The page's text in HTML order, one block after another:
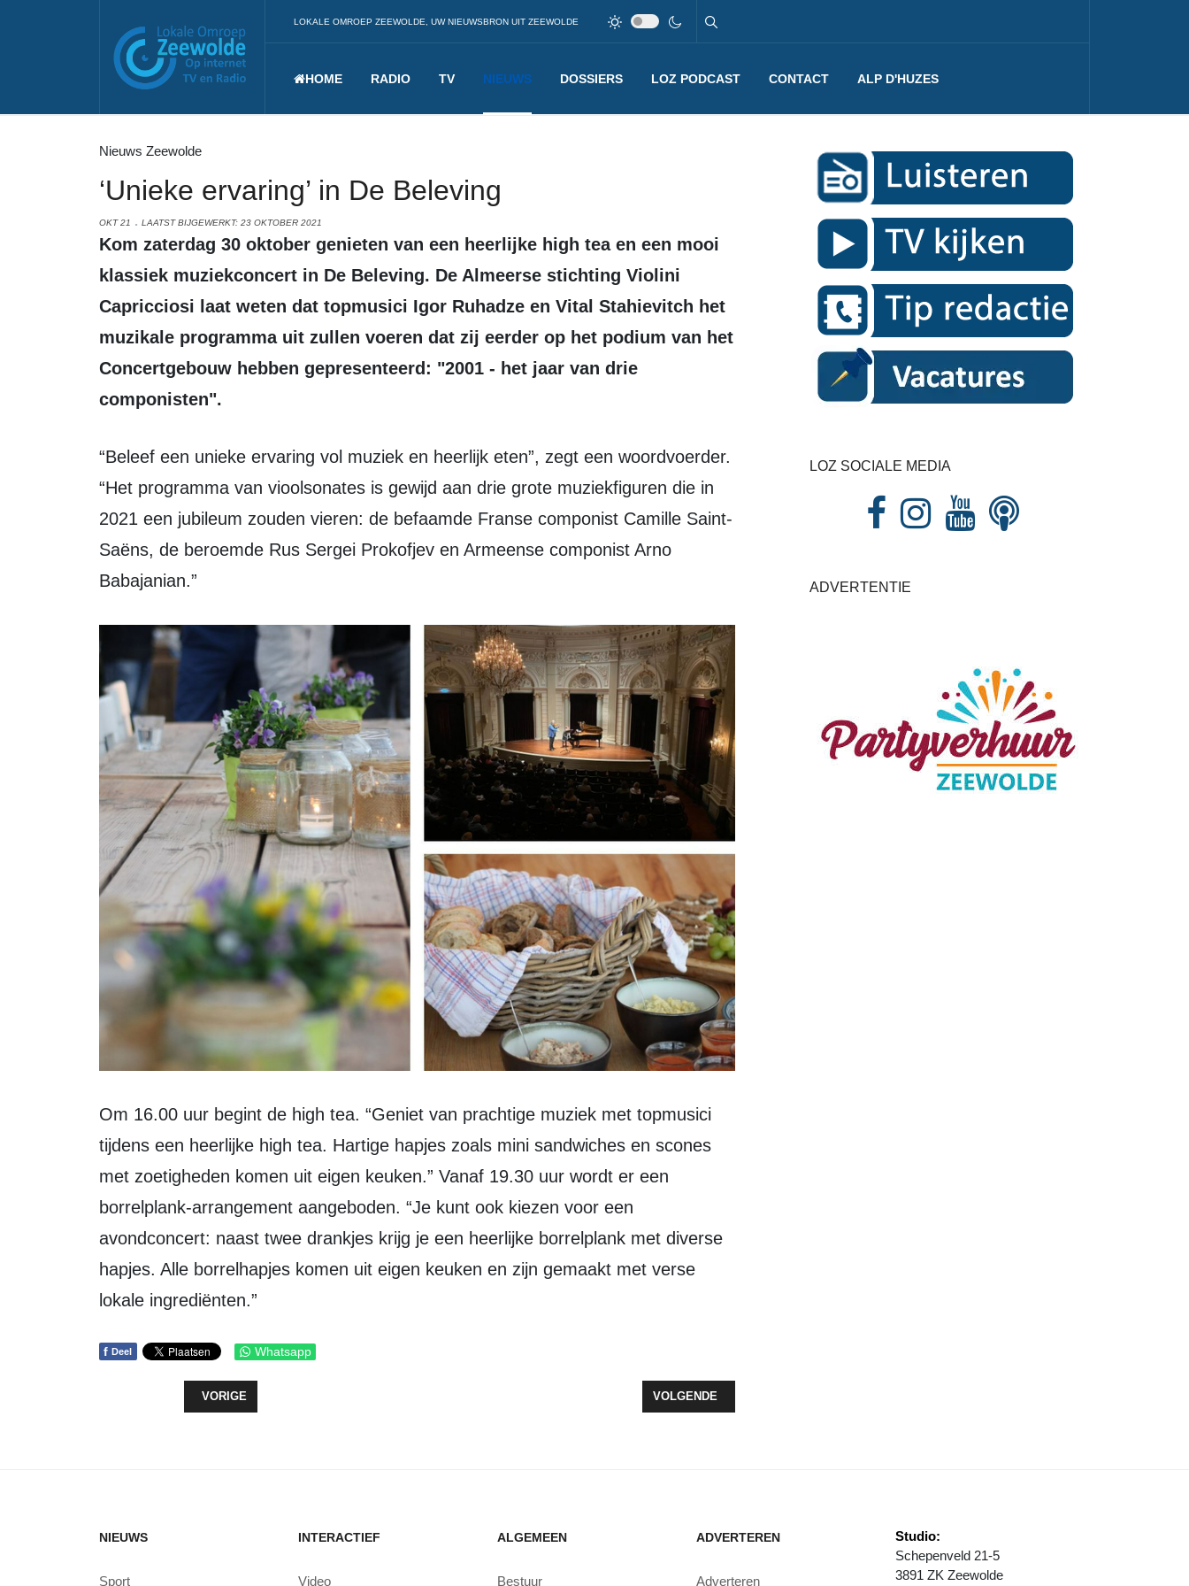
LOKALE OMROEP ZEEWOLDE, UW NIEUWSBRON UIT ZEEWOLDE
HOME RADIO TV NIEUWS DOSSIERS LOZ PODCAST CONTACT ALP D'HUZES
Nieuws Zeewolde
‘Unieke ervaring’ in De Beleving
OKT 21 LAATST BIJGEWERKT: 23 OKTOBER 2021
Kom zaterdag 30 oktober genieten van een heerlijke high tea en een mooi
klassiek muziekconcert in De Beleving. De Almeerse stichting Violini
Capricciosi laat weten dat topmusici Igor Ruhadze en Vital Stahievitch het
muzikale programma uit zullen voeren dat zij eerder op het podium van het
Concertgebouw hebben gepresenteerd: "2001 - het jaar van drie
componisten".
“Beleef een unieke ervaring vol muziek en heerlijk eten”, zegt een woordvoerder.
“Het programma van vioolsonates is gewijd aan drie grote muziekfiguren die in
2021 een jubileum zouden vieren: de befaamde Franse componist Camille Saint-
Saëns, de beroemde Rus Sergei Prokofjev en Armeense componist Arno
Babajanian.”
Om 16.00 uur begint de high tea. “Geniet van prachtige muziek met topmusici
tijdens een heerlijke high tea. Hartige hapjes zoals mini sandwiches en scones
met zoetigheden komen uit eigen keuken.” Vanaf 19.30 uur wordt er een
borrelplank-arrangement aangeboden. “Je kunt ook kiezen voor een
avondconcert: naast twee drankjes krijg je een heerlijke borrelplank met diverse
hapjes. Alle borrelhapjes komen uit eigen keuken en zijn gemaakt met verse
lokale ingrediënten.”
f Deel Whatsapp
VORIG ARTIKEL: ALGEMENE JAARVERGADERING HUURDERS BELANGEN ZEEWOLDE
VORIGE VOLGENDE ARTIKEL: TIENTALLEN DEELNEMERS URBAN EVENT
VOLGENDE
LOZ SOCIALE MEDIA
ADVERTENTIE
NIEUWS
Sport
INTERACTIEF
Video
ALGEMEEN
Bestuur
ADVERTEREN
Adverteren
Studio:
Schepenveld 21-5
3891 ZK Zeewolde